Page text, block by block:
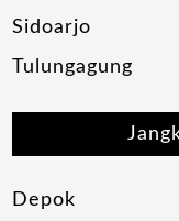
Sidoarjo
Tulungagung
Depok